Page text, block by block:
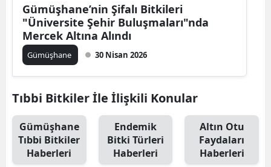
Edirne
Erzurum
Eskişehir
Gaziantep
Giresun
Gümüşhane’nin Şifalı Bitkileri
"Üniversite Şehir Buluşmaları"nda
Mercek Altına Alındı
Gümüşhane 30 Nisan 2026
Tıbbi Bitkiler İle İlişkili Konular
Gümüşhane
Tıbbi Bitkiler
Haberleri
Endemik
Bitki Türleri
Haberleri
Altın Otu
Faydaları
Haberleri